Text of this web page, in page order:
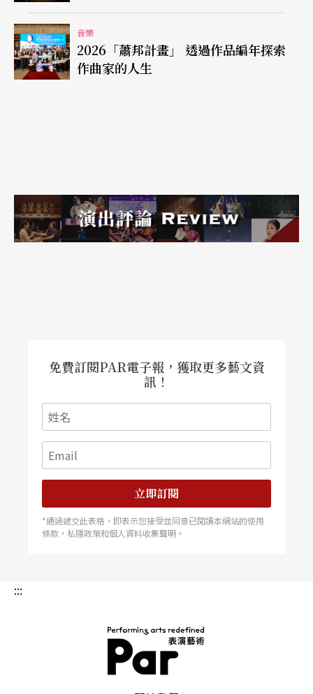
音樂
2026「蕭邦計畫」 透過作品編年探索
作曲家的人生
免費訂閱PAR電子報，獲取更多藝文資
訊！
立即訂閱
*通過遞交此表格，即表示您接受並同意已閱讀本網站的使用
條款，私隱政策和個人資料收集聲明。
:::